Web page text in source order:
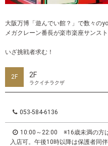
大阪万博「遊んでい館？」で数々の
メガクレーン番長が楽市楽座サンス
いざ挑戦者求む！
2F 2F
ラクイチラクザ
053-584-6136
10:00～22:00 ※16歳未満の方
入店可。午後10時以降は保護者同